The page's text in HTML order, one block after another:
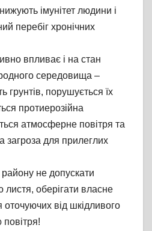
імунітет людини і
перебіг хронічних
впливає і на стан
середовища –
грунтів, порушується їх
протиерозійна
атмосферне повітря та
загроза для прилеглих
не допускати
оберігати власне
оточуючих від шкідливого